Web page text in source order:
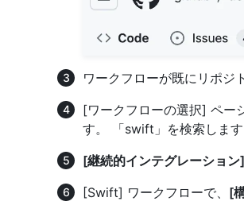
ワークフローが既にリポジ
[ワークフローの選択] ペー
す。 「swift」を検索します
[継続的インテグレーション]
[Swift] ワークフローで、 [